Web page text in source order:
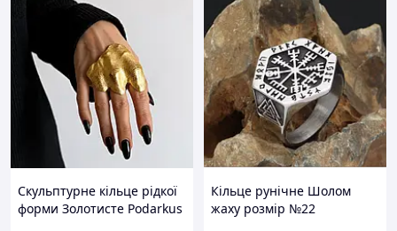
Скульптурне кільце рідкої
форми Золотисте Podarkus
Кільце рунічне Шолом
жаху розмір №22